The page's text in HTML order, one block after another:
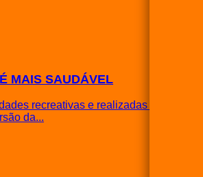
MAIS SAUDÁVEL
recreativas e realizadas de
da...